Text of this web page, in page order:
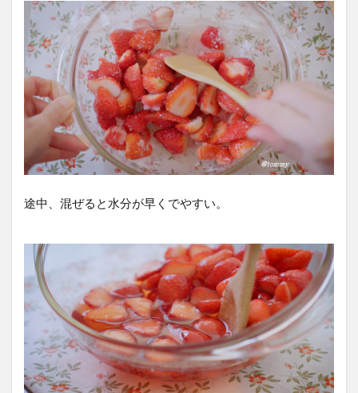
途中、混ぜると水分が早くでやすい。